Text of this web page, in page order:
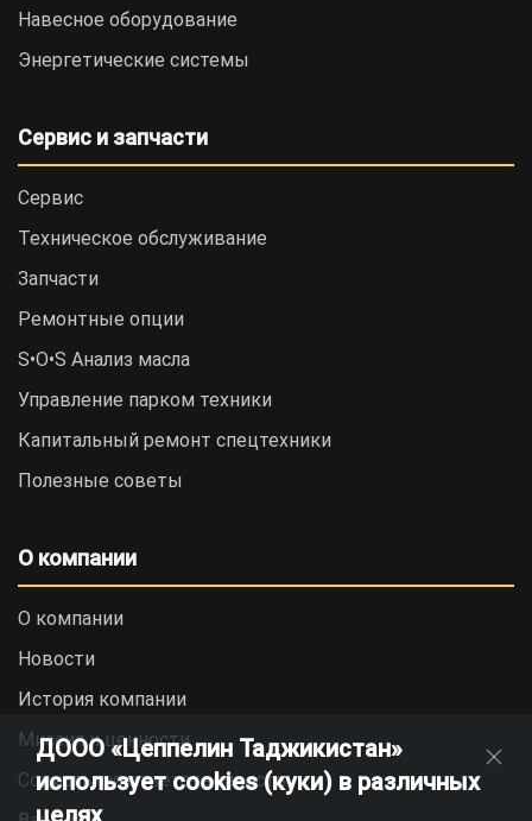
Навесное оборудование
Энергетические системы
Сервис и запчасти
Сервис
Техническое обслуживание
Запчасти
Ремонтные опции
S•O•S Анализ масла
Управление парком техники
Капитальный ремонт спецтехники
Полезные советы
О компании
О компании
Новости
История компании
Миссия и ценности
Социальная ответственность
ДООО «Цеппелин Таджикистан»
использует cookies (куки) в различных
целях